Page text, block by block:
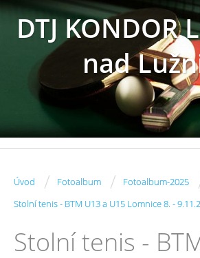
DTJ KONDOR
nad
Úvod / Fotoalbum / Fotoalbum-2025
Stolní tenis - BTM U13 a U15 Lomnice 8. -
Stolní tenis -